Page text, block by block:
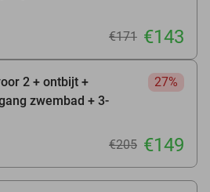
€171 €143
2 + ontbijt +
zwembad + 3-
27%
€205 €149